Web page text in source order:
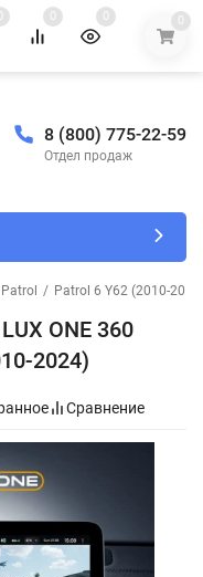
0 0 0
8 (800) 775-22-59
Отдел продаж
Patrol / Patrol 6 Y62 (2010-
ONE 360
2024)
Сравнение